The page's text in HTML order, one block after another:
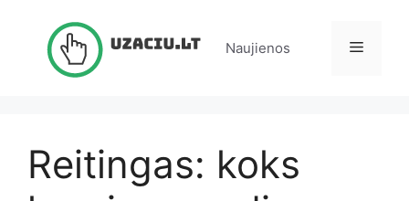
Naujienos Meniu
Reitingas: koks